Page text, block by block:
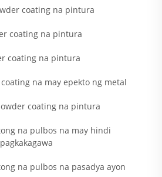
coating na pintura
coating na pintura
coating na pintura
na may epekto ng metal
coating na pintura
na pulbos na may hindi
na pulbos na pasadya ayon